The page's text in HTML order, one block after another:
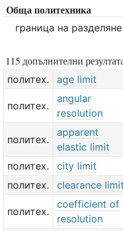
Обща политехника
граница на разделяне
115 допълнителни
политех. age limit
политех.
angular
resolution
политех.
apparent
elastic limit
политех.
city limit
политех.
clearance limit
политех.
coefficient of
resolution